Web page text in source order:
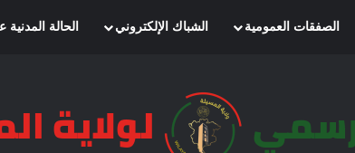
الصفقات العمومية الشباك الإلكتروني الحالة